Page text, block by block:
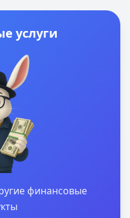
услуги
финансовые